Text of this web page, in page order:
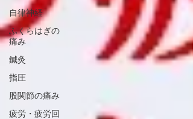
自律神経
ふくらはぎの
痛み
鍼灸
指圧
股関節の痛み
疲労・疲労回